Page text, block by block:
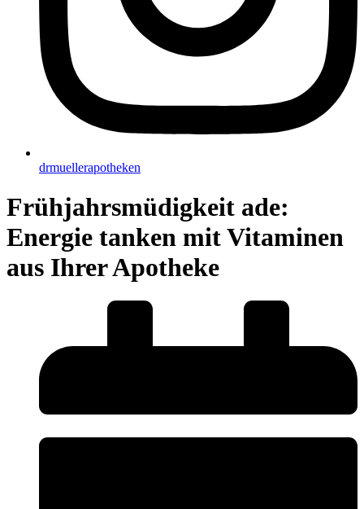
drmuellerapotheken
Frühjahrsmüdigkeit ade:
Energie tanken mit Vitaminen
aus Ihrer Apotheke